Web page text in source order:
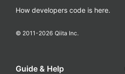
How developers code is here.
© 2011-2026 Qiita Inc.
Guide & Help